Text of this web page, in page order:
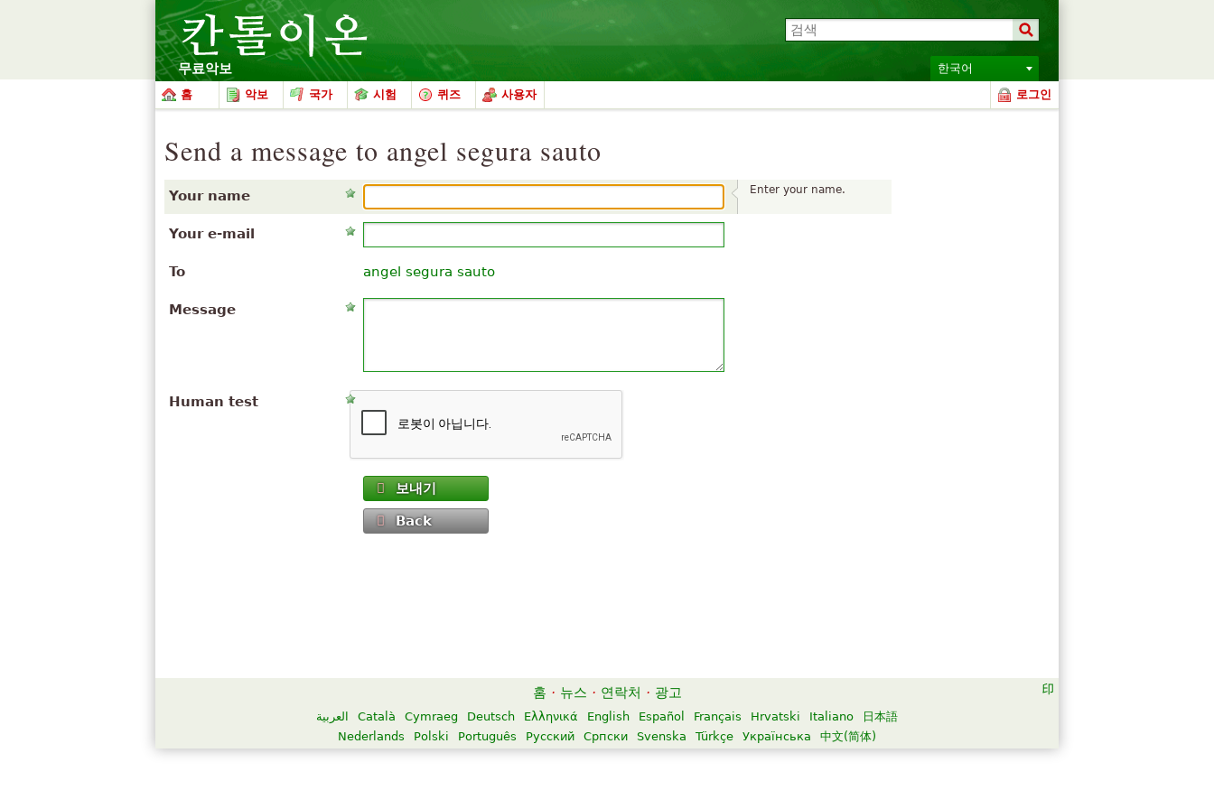
무료악보
한국어
홈
악보 국가 시험 퀴즈 사용자 로그인
Send a message to angel segura sauto
Enter your name.
Your name
Your e-mail
To angel segura sauto
Message
Human test
보내기
Back
홈 · 뉴스 · 연락처 · 광고
العربية Català Cymraeg Deutsch Ελληνικά English Español Français Hrvatski Italiano
日本語
Nederlands
Polski Português Русский Српски Svenska Türkçe Українська 中文(简体)